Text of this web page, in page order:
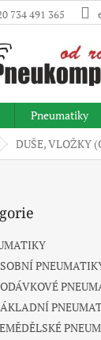
734 491 365
Pneumatiky
DUŠE, VLOŽKY